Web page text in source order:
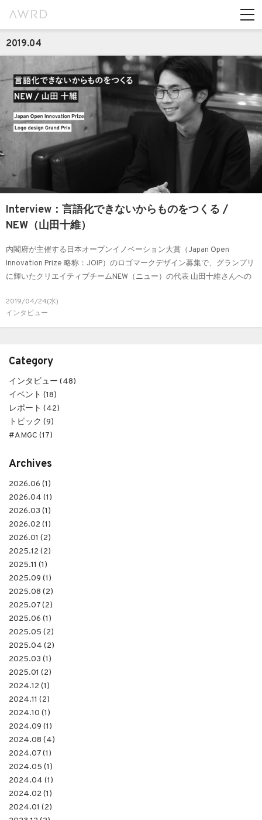
2019.04
Interview：言語化できないからものをつくる /
NEW（山田十維）
内閣府が主催する日本オープンイノベーション大賞（Japan Open
Innovation Prize 略称：JOIP）のロゴマークデザイン募集で、グランプリ
に輝いたクリエイティブチームNEW（ニュー）の代表 山田十維さんへの
2019/04/24(水)
インタビュー
Category
インタビュー (48)
イベント (18)
レポート (42)
トピック (9)
#AMGC (17)
Archives
2026.06 (1)
2026.04 (1)
2026.03 (1)
2026.02 (1)
2026.01 (2)
2025.12 (2)
2025.11 (1)
2025.09 (1)
2025.08 (2)
2025.07 (2)
2025.06 (1)
2025.05 (2)
2025.04 (2)
2025.03 (1)
2025.01 (2)
2024.12 (1)
2024.11 (2)
2024.10 (1)
2024.09 (1)
2024.08 (4)
2024.07 (1)
2024.05 (1)
2024.04 (1)
2024.02 (1)
2024.01 (2)